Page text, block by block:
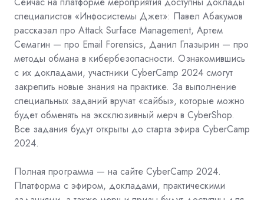
специалистов «Инфосистемы Джет»: Павел Абакумов
рассказал про Attack Surface Management, Артем
Семагин — про Email Forensics, Данил Глазырин — про
методы обмана в кибербезопасности. Ознакомившись
с их докладами, участники CyberCamp 2024 смогут
закрепить новые знания на практике. За выполнение
специальных заданий вручат «сайбы», которые можно
будет обменять на эксклюзивный мерч в CyberShop.
Все задания будут открыты до старта эфира CyberCamp
2024.
Полная программа — на сайте CyberCamp 2024.
Платформа с эфиром, докладами, практическими